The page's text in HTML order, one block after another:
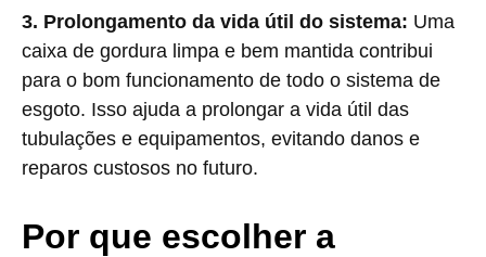
3. Prolongamento da vida útil do sistema: Uma
caixa de gordura limpa e bem mantida contribui
para o bom funcionamento de todo o sistema de
esgoto. Isso ajuda a prolongar a vida útil das
tubulações e equipamentos, evitando danos e
reparos custosos no futuro.
Por que escolher a